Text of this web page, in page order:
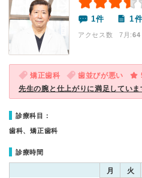
1件 1件
アクセス数 7月:64
矯正歯科 歯並びが悪い
先生の腕と仕上がりに満足していま
診療科目：
歯科、矯正歯科
診療時間
月 火